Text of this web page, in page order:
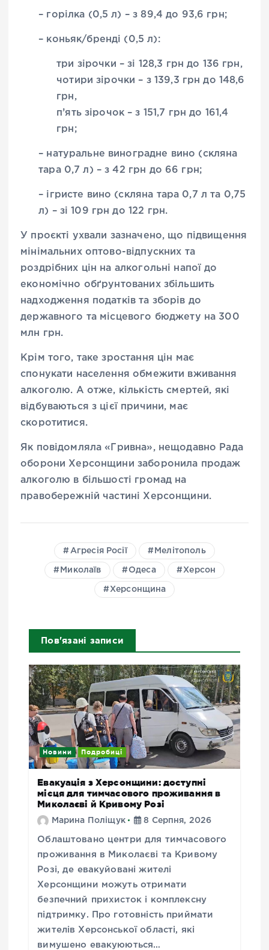
– горілка (0,5 л) – з 89,4 до 93,6 грн;
– коньяк/бренді (0,5 л):
три зірочки – зі 128,3 грн до 136 грн,
чотири зірочки – з 139,3 грн до 148,6
грн,
п’ять зірочок – з 151,7 грн до 161,4
грн;
– натуральне виноградне вино (скляна
тара 0,7 л) – з 42 грн до 66 грн;
– ігристе вино (скляна тара 0,7 л та 0,75
л) – зі 109 грн до 122 грн.
У проєкті ухвали зазначено, що підвищення
мінімальних оптово-відпускних та
роздрібних цін на алкогольні напої до
економічно обґрунтованих збільшить
надходження податків та зборів до
державного та місцевого бюджету на 300
млн грн.
Крім того, таке зростання цін має
спонукати населення обмежити вживання
алкоголю. А отже, кількість смертей, які
відбуваються з цієї причини, має
скоротитися.
Як повідомляла «Гривна», нещодавно Рада
оборони Херсонщини заборонила продаж
алкоголю в більшості громад на
правобережній частині Херсонщини.
Агресія Росії Мелітополь
Миколаїв Одеса Херсон
Херсонщина
Пов'язані записи
Новини Подробиці
Евакуація з Херсонщини: доступні
місця для тимчасового проживання в
Миколаєві й Кривому Розі
Марина Поліщук 8 Серпня, 2026
Облаштовано центри для тимчасового
проживання в Миколаєві та Кривому
Розі, де евакуйовані жителі
Херсонщини можуть отримати
безпечний прихисток і комплексну
підтримку. Про готовність приймати
жителів Херсонської області, які
вимушено евакуюються…